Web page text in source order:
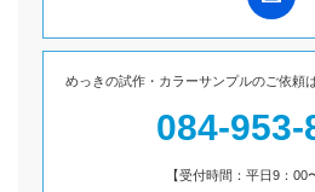
めっきの試作・カラーサンプルのご依頼
084-953-
【受付時間：平日9：00